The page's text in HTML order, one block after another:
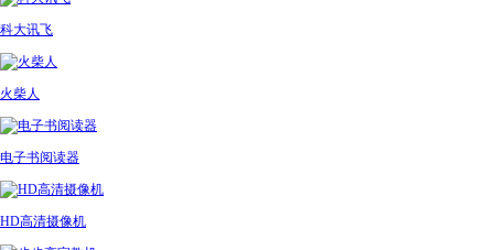
科大讯飞
火柴人
电子书阅读器
HD高清摄像机